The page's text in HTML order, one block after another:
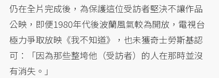
仍在全片完成後，為保護這位受訪者堅決不讓作品
公映，即便1980年代後波蘭風氣較為開放，電視台
極力爭取放映《我不知道》，也未獲奇士勞斯基認
可：「因為那些整垮他（受訪者）的人在那時並沒
有消失。」